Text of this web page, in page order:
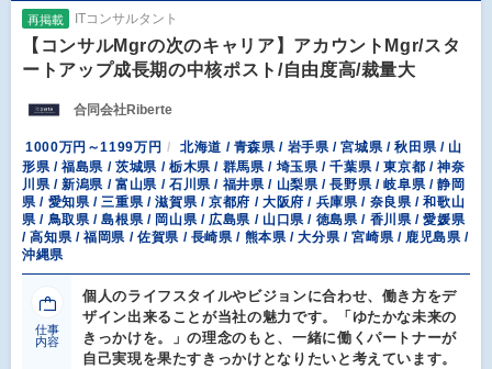
再掲載 ITコンサルタント
【コンサルMgrの次のキャリア】アカウントMgr/スタ
ートアップ成長期の中核ポスト/自由度高/裁量大
合同会社Riberte
1000万円～1199万円
北海道 / 青森県 / 岩手県 / 宮城県 / 秋田県 / 山
形県 / 福島県 / 茨城県 / 栃木県 / 群馬県 / 埼玉県 / 千葉県 / 東京都 / 神奈
川県 / 新潟県 / 富山県 / 石川県 / 福井県 / 山梨県 / 長野県 / 岐阜県 / 静岡
県 / 愛知県 / 三重県 / 滋賀県 / 京都府 / 大阪府 / 兵庫県 / 奈良県 / 和歌山
県 / 鳥取県 / 島根県 / 岡山県 / 広島県 / 山口県 / 徳島県 / 香川県 / 愛媛県
/ 高知県 / 福岡県 / 佐賀県 / 長崎県 / 熊本県 / 大分県 / 宮崎県 / 鹿児島県 /
沖縄県
仕事
内容
個人のライフスタイルやビジョンに合わせ、働き方をデ
ザイン出来ることが当社の魅力です。「ゆたかな未来の
きっかけを。」の理念のもと、一緒に働くパートナーが
自己実現を果たすきっかけとなりたいと考えています。